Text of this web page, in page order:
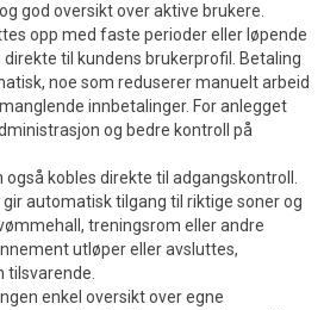
god oversikt over aktive brukere.
opp med faste perioder eller løpende
til kundens brukerprofil. Betaling
noe som reduserer manuelt arbeid
innbetalinger. For anlegget
og bedre kontroll på
kobles direkte til adgangskontroll.
automatisk tilgang til riktige soner og
treningsrom eller andre
utløper eller avsluttes,
tilsvarende.
enkel oversikt over egne